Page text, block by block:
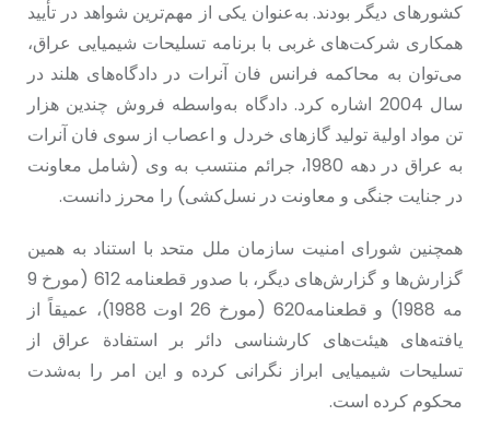
کشورهای دیگر بودند. به‌عنوان یکی از مهم‌ترین شواهد در تأیید
همکاری شرکت‌های غربی با برنامه‌ تسلیحات شیمیایی عراق،
می‌توان به محاکمه‌ فرانس فان آنرات در دادگاه‌های هلند در
سال 2004 اشاره کرد. دادگاه به‌‌­واسطه‌ فروش چندین هزار
تن مواد اولیة‌ تولید گازهای خردل و اعصاب از سوی فان آنرات
به عراق در دهه‌ 1980، جرائم منتسب به وی (شامل معاونت
در جنایت جنگی و معاونت در نسل‌کشی) را محرز دانست.
همچنین شورای امنیت سازمان ملل متحد با استناد به همین
گزارش‌ها و گزارش‌های دیگر، با صدور قطعنامه‌ 612 (مورخ 9
مه 1988) و قطعنامه‌620 (مورخ 26 اوت 1988)، عمیقاً از
یافته‌های هیئت‌‌های کارشناسی دائر بر استفادة عراق از
تسلیحات شیمیایی ابراز نگرانی کرده و این امر را به‌شدت
محکوم کرده است.